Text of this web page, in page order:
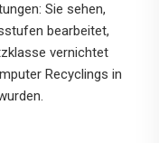
Sie sehen,
bearbeitet,
vernichtet
Recyclings in